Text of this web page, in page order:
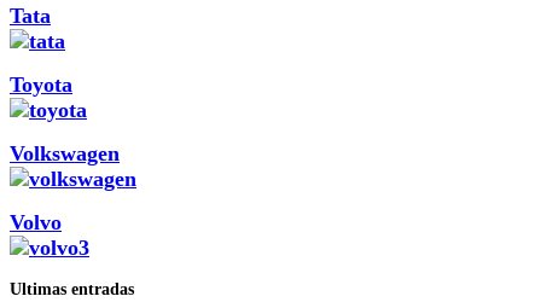
Tata
Toyota
Volkswagen
Volvo
Ultimas entradas